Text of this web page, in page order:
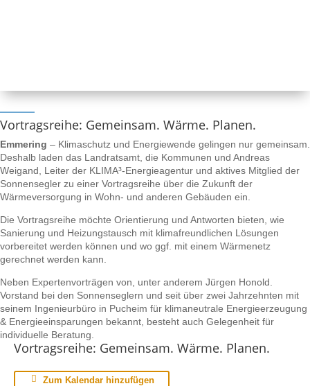
Vortragsreihe: Gemeinsam. Wärme. Planen.
Emmering – Klimaschutz und Energiewende gelingen nur gemeinsam.
Deshalb laden das Landratsamt, die Kommunen und Andreas
Weigand, Leiter der KLIMA³-Energieagentur und aktives Mitglied der
Sonnensegler zu einer Vortragsreihe über die Zukunft der
Wärmeversorgung in Wohn- und anderen Gebäuden ein.
Die Vortragsreihe möchte Orientierung und Antworten bieten, wie
Sanierung und Heizungstausch mit klimafreundlichen Lösungen
vorbereitet werden können und wo ggf. mit einem Wärmenetz
gerechnet werden kann.
Neben Expertenvorträgen von, unter anderem Jürgen Honold.
Vorstand bei den Sonnenseglern und seit über zwei Jahrzehnten mit
seinem Ingenieurbüro in Pucheim für klimaneutrale Energieerzeugung
& Energieeinsparungen bekannt, besteht auch Gelegenheit für
individuelle Beratung.
Vortragsreihe: Gemeinsam. Wärme. Planen.
Zum Kalendar hinzufügen